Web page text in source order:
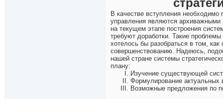
В качестве вступления необходимо
управления являются
на текущем этапе построения
требуют доработки. Такие
хотелось бы разобраться в том,
совершенствованию. Надеюсь,
нашей стране системы
плану:
Изучение существующей
Формулирование актуальных
Возможные предложения по